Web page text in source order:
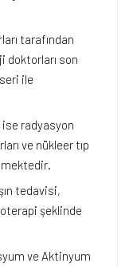
tarafından
doktorları son
ile
radyasyon
ve nükleer tıp
tedavisi,
şeklinde
ve Aktinyum